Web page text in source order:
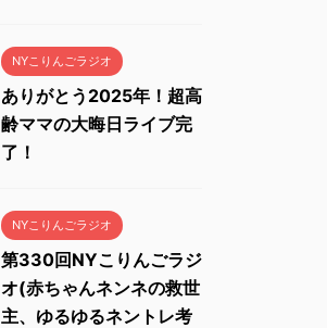
NYこりんごラジオ
ありがとう2025年！超高
齢ママの大晦日ライブ完
了！
NYこりんごラジオ
第330回NYこりんごラジ
オ(赤ちゃんネンネの救世
主、ゆるゆるネントレ考